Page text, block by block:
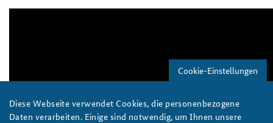
Cookie-Einstellungen
Diese Webseite verwendet Cookies, die personenbezogene
Daten verarbeiten. Einige sind notwendig, um Ihnen unsere